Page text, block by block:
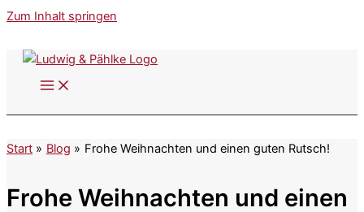
Zum Inhalt springen
Start Blog Frohe Weihnachten und einen guten Rutsch!
Frohe Weihnachten und einen